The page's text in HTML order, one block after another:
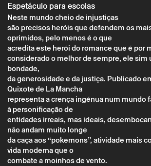
Espetáculo para escolas
Neste mundo cheio de injustiças
são precisos heróis que defendem os
oprimidos, pelo menos é o que
acredita este herói do romance que é por
considerado o melhor de sempre, ele sim
bondade,
da generosidade e da justiça. Publicado
Quixote de La Mancha
representa a crença ingénua num mundo
à personificação de
entidades irreais, mas ideais,
não andam muito longe
da caça aos “pokemons”, atividade mais
vida moderna que o
combate a moinhos de vento.
Quarta 12 outubro
DOM QUIXOTE DE LA